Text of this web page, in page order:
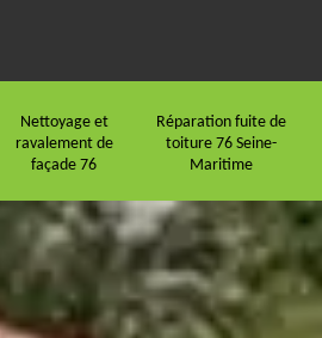
Nettoyage et
ravalement de
façade 76
Réparation fuite de
toiture 76 Seine-
Maritime